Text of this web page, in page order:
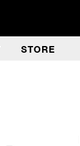
STORE